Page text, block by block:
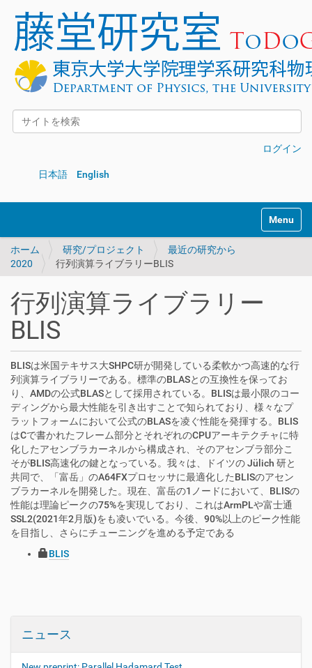
サイトを検索
ログイン
日本語 English
Toggle
ホーム 研究/プロジェクト
最近の研究から
2020
行列演算ライブラリーBLIS
行列演算ライブラリー
BLIS
BLISは米国テキサス大SHPC研が開発している柔軟かつ高速的な行
列演算ライブラリーである。標準のBLASとの互換性を保ってお
り、AMDの公式BLASとして採用されている。BLISは最小限のコー
ディングから最大性能を引き出すことで知られており、様々なプ
ラットフォームにおいて公式のBLASを凌ぐ性能を発揮する。BLIS
はCで書かれたフレーム部分とそれぞれのCPUアーキテクチャに特
化したアセンブラカーネルから構成され、そのアセンブラ部分こ
そがBLIS高速化の鍵となっている。我々は、ドイツの Jülich 研と
共同で、「富岳」のA64FXプロセッサに最適化したBLISのアセン
ブラカーネルを開発した。現在、富岳の1ノードにおいて、BLISの
性能は理論ピークの75%を実現しており、これはArmPLや富士通
SSL2(2021年2月版)をも凌いでいる。今後、90%以上のピーク性能
を目指し、さらにチューニングを進める予定である
BLIS
ニュース